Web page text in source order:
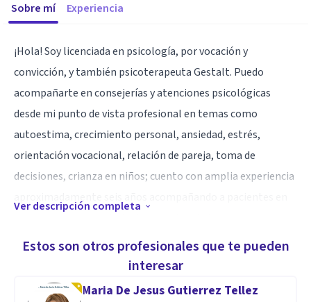
Sobre mí Experiencia
¡Hola! Soy licenciada en psicología, por vocación y
convicción, y también psicoterapeuta Gestalt. Puedo
acompañarte en consejerías y atenciones psicológicas
desde mi punto de vista profesional en temas como
autoestima, crecimiento personal, ansiedad, estrés,
orientación vocacional, relación de pareja, toma de
decisiones, crianza en niños; cuento con amplia experiencia
individual y familiar. Todos necesitamos ayuda en algún
momento y siempre habremos profesionales dispuestos a
apoyar, brindo atenciones de manera online en todo el
Ver descripción completa
Estos son otros profesionales que te pueden
interesar
Maria De Jesus Gutierrez Tellez